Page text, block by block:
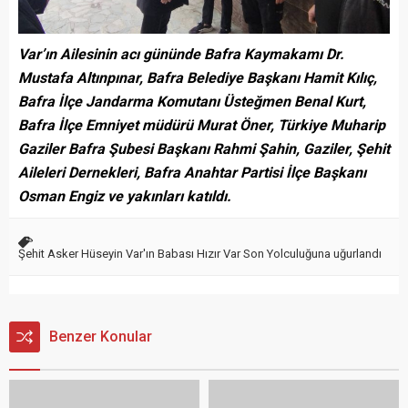
Var’ın Ailesinin acı gününde Bafra Kaymakamı Dr.
Mustafa Altınpınar, Bafra Belediye Başkanı Hamit Kılıç,
Bafra İlçe Jandarma Komutanı Üsteğmen Benal Kurt,
Bafra İlçe Emniyet müdürü Murat Öner, Türkiye Muharip
Gaziler Bafra Şubesi Başkanı Rahmi Şahin, Gaziler, Şehit
Aileleri Dernekleri, Bafra Anahtar Partisi İlçe Başkanı
Osman Engiz ve yakınları katıldı.
Şehit Asker Hüseyin Var'ın Babası Hızır Var Son Yolculuğuna uğurlandı
Benzer Konular